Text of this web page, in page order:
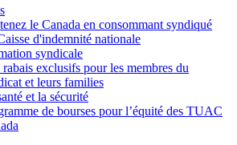
le Canada en consommant syndiqué
d'indemnité nationale
syndicale
rabais exclusifs pour les membres du
et leurs families
et la sécurité
de bourses pour l’équité des TUAC